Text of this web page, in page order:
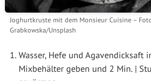
Joghurtkruste mit dem Monsieur Cuisine –
Grabkowska/Unsplash
Wasser, Hefe und Agavendicksaft
Mixbehälter geben und 2 Min. |